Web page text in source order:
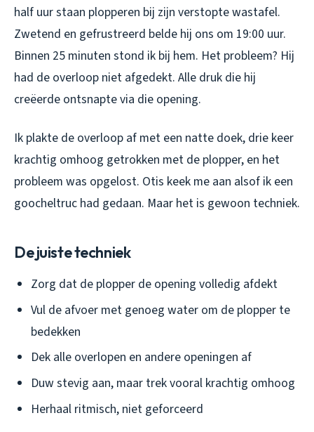
half uur staan plopperen bij zijn verstopte wastafel.
Zwetend en gefrustreerd belde hij ons om 19:00 uur.
Binnen 25 minuten stond ik bij hem. Het probleem? Hij
had de overloop niet afgedekt. Alle druk die hij
creëerde ontsnapte via die opening.
Ik plakte de overloop af met een natte doek, drie keer
krachtig omhoog getrokken met de plopper, en het
probleem was opgelost. Otis keek me aan alsof ik een
goocheltruc had gedaan. Maar het is gewoon techniek.
De juiste techniek
Zorg dat de plopper de opening volledig afdekt
Vul de afvoer met genoeg water om de plopper te
bedekken
Dek alle overlopen en andere openingen af
Duw stevig aan, maar trek vooral krachtig omhoog
Herhaal ritmisch, niet geforceerd